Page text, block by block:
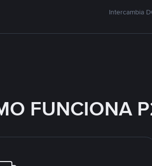
Intercambia
FUNCIONA